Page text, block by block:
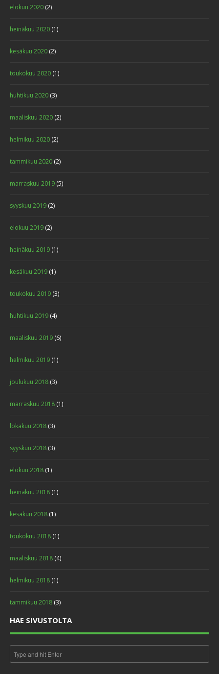
elokuu 2020 (2)
heinäkuu 2020 (1)
kesäkuu 2020 (2)
toukokuu 2020 (1)
huhtikuu 2020 (3)
maaliskuu 2020 (2)
helmikuu 2020 (2)
tammikuu 2020 (2)
marraskuu 2019 (5)
syyskuu 2019 (2)
elokuu 2019 (2)
heinäkuu 2019 (1)
kesäkuu 2019 (1)
toukokuu 2019 (3)
huhtikuu 2019 (4)
maaliskuu 2019 (6)
helmikuu 2019 (1)
joulukuu 2018 (3)
marraskuu 2018 (1)
lokakuu 2018 (3)
syyskuu 2018 (3)
elokuu 2018 (1)
heinäkuu 2018 (1)
kesäkuu 2018 (1)
toukokuu 2018 (1)
maaliskuu 2018 (4)
helmikuu 2018 (1)
tammikuu 2018 (3)
HAE SIVUSTOLTA